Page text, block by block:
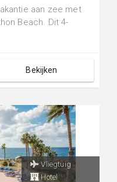
aan zee met
Beach. Dit 4-
Bekijken
Vliegtuig
Hotel